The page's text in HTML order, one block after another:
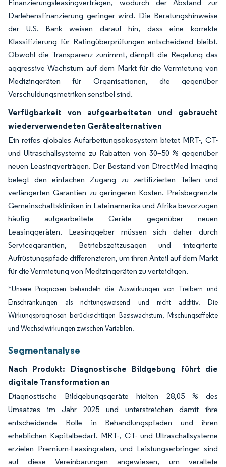
Finanzierungsleasingverträgen, wodurch der Abstand zur
Darlehensfinanzierung geringer wird. Die Beratungshinweise
der U.S. Bank weisen darauf hin, dass eine korrekte
Klassifizierung für Ratingüberprüfungen entscheidend bleibt.
Obwohl die Transparenz zunimmt, dämpft die Regelung das
aggressive Wachstum auf dem Markt für die Vermietung von
Medizingeräten für Organisationen, die gegenüber
Verschuldungsmetriken sensibel sind.
Verfügbarkeit von aufgearbeiteten und gebraucht
wiederverwendeten Gerätealternativen
Ein reifes globales Aufarbeitungsökosystem bietet MRT-, CT-
und Ultraschallsysteme zu Rabatten von 30–50 % gegenüber
neuen Leasingverträgen. Der Bestand von DirectMed Imaging
belegt den einfachen Zugang zu zertifizierten Teilen und
verlängerten Garantien zu geringeren Kosten. Preisbegrenzte
Gemeinschaftskliniken in Lateinamerika und Afrika bevorzugen
häufig aufgearbeitete Geräte gegenüber neuen
Leasinggeräten. Leasinggeber müssen sich daher durch
Servicegarantien, Betriebszeitzusagen und integrierte
Aufrüstungspfade differenzieren, um ihren Anteil auf dem Markt
für die Vermietung von Medizingeräten zu verteidigen.
*Unsere Prognosen behandeln die Auswirkungen von Treibern und
Einschränkungen als richtungsweisend und nicht additiv. Die
Wirkungsprognosen berücksichtigen Basiswachstum, Mischungseffekte
und Wechselwirkungen zwischen Variablen.
Segmentanalyse
Nach Produkt: Diagnostische Bildgebung führt die
digitale Transformation an
Diagnostische Bildgebungsgeräte hielten 28,05 % des
Umsatzes im Jahr 2025 und unterstreichen damit ihre
entscheidende Rolle in Behandlungspfaden und ihren
erheblichen Kapitalbedarf. MRT-, CT- und Ultraschallsysteme
erzielen Premium-Leasingraten, und Leistungserbringer sind
auf diese Vereinbarungen angewiesen, um veraltete